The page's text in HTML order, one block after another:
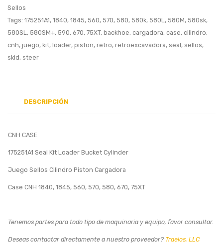
Sellos
Tags: 175251A1, 1840, 1845, 560, 570, 580, 580k, 580L , 580M, 580sk,
580SL , 580SM+, 590, 670, 75XT, backhoe, cargadora, case, cilindro,
cnh, juego, kit, loader, piston, retro, retroexcavadora, seal, sellos,
skid, steer
DESCRIPCIÓN
CNH CASE
175251A1 Seal Kit Loader Bucket Cylinder
Juego Sellos Cilindro Piston Cargadora
Case CNH 1840, 1845, 560, 570, 580, 670, 75XT
Tenemos partes para todo tipo de maquinaria y equipo, favor consultar.
Deseas contactar directamente a nuestro proveedor? Traelos, LLC